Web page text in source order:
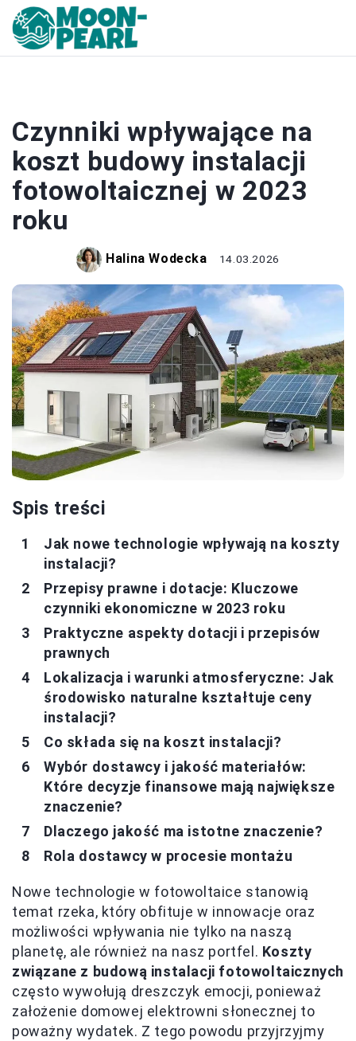
Czynniki wpływające na
koszt budowy instalacji
fotowoltaicznej w 2023
roku
Halina Wodecka 14.03.2026
Spis treści
Jak nowe technologie wpływają na koszty
instalacji?
Przepisy prawne i dotacje: Kluczowe
czynniki ekonomiczne w 2023 roku
Praktyczne aspekty dotacji i przepisów
prawnych
Lokalizacja i warunki atmosferyczne: Jak
środowisko naturalne kształtuje ceny
instalacji?
Co składa się na koszt instalacji?
Wybór dostawcy i jakość materiałów:
Które decyzje finansowe mają największe
znaczenie?
Dlaczego jakość ma istotne znaczenie?
Rola dostawcy w procesie montażu
Nowe technologie w fotowoltaice stanowią
temat rzeka, który obfituje w innowacje oraz
możliwości wpływania nie tylko na naszą
planetę, ale również na nasz portfel. Koszty
związane z budową instalacji fotowoltaicznych
często wywołują dreszczyk emocji, ponieważ
założenie domowej elektrowni słonecznej to
poważny wydatek. Z tego powodu przyjrzyjmy